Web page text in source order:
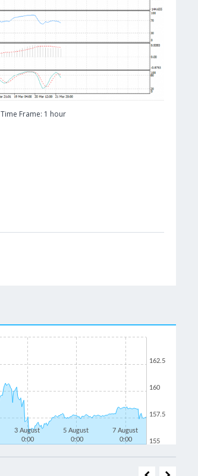
Time Frame: 1 hour
3 August
0:00
5 August
0:00
7 August
0:00
155
157.5
160
162.5